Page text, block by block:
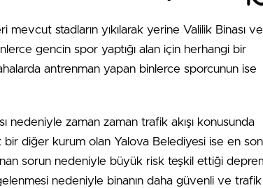
stadların yıkılarak yerine Valilik Binası ve
gencin spor yaptığı alan için herhangi bir
antrenman yapan binlerce sporcunun ise
nedeniyle zaman zaman trafik akışı konusunda
bir diğer kurum olan Yalova Belediyesi ise en son
sorun nedeniyle büyük risk teşkil ettiği
nedeniyle binanın daha güvenli ve trafik